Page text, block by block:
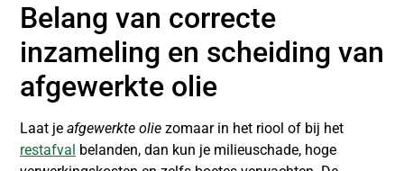
Belang van correcte
inzameling en scheiding van
afgewerkte olie
Laat je afgewerkte olie zomaar in het riool of bij het
restafval belanden, dan kun je milieuschade, hoge